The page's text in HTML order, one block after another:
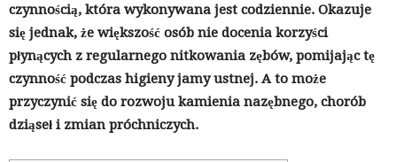
czynnością, która wykonywana jest codziennie. Okazuje
się jednak, że większość osób nie docenia korzyści
płynących z regularnego nitkowania zębów, pomijając tę
czynność podczas higieny jamy ustnej. A to może
przyczynić się do rozwoju kamienia nazębnego, chorób
dziąseł i zmian próchniczych.